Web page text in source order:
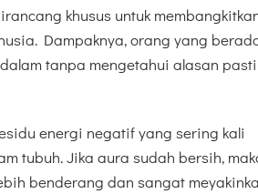
khusus untuk
Dampaknya, orang yang
tanpa mengetahui alasan
energi negatif yang sering kali
tubuh. Jika aura sudah bersih,
benderang dan sangat